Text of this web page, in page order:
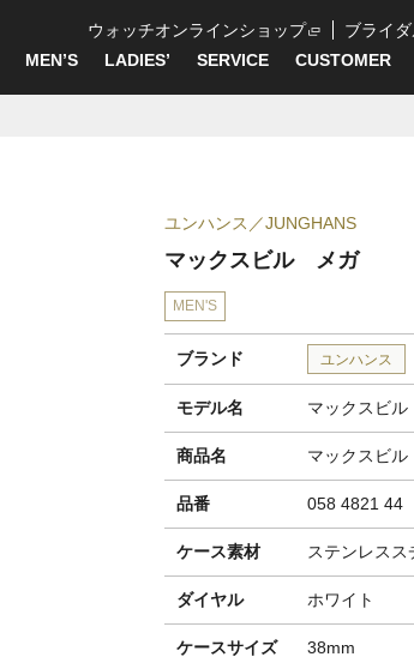
ウォッチオンラインショップ ブライ
MEN’S LADIES’ SERVICE CUSTOMER
ユンハンス JUNGHANS
マックスビル メガ
MEN'S
ブランド ユンハンス
モデル名 マックスビル
商品名 マックスビ
品番 058 4821 44
ケース素材 ステンレスス
ダイヤル ホワイト
ケースサイズ 38mm